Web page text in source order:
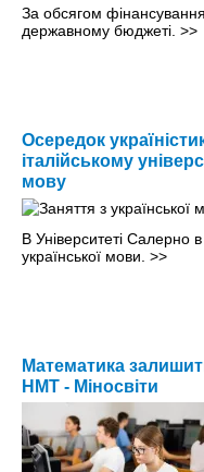
За обсягом фінансування
державному бюджеті. >>
Осередок
італійському
мову
В Університеті Салерно
української мови. >>
Математика
НМТ - Міносвіти